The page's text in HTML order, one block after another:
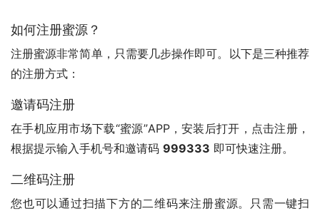
如何注册蜜源？
注册蜜源非常简单，只需要几步操作即可。以下是三种推荐
的注册方式：
邀请码注册
在手机应用市场下载“蜜源”APP，安装后打开，点击注册，
根据提示输入手机号和邀请码 999333 即可快速注册。
二维码注册
您也可以通过扫描下方的二维码来注册蜜源。只需一键扫